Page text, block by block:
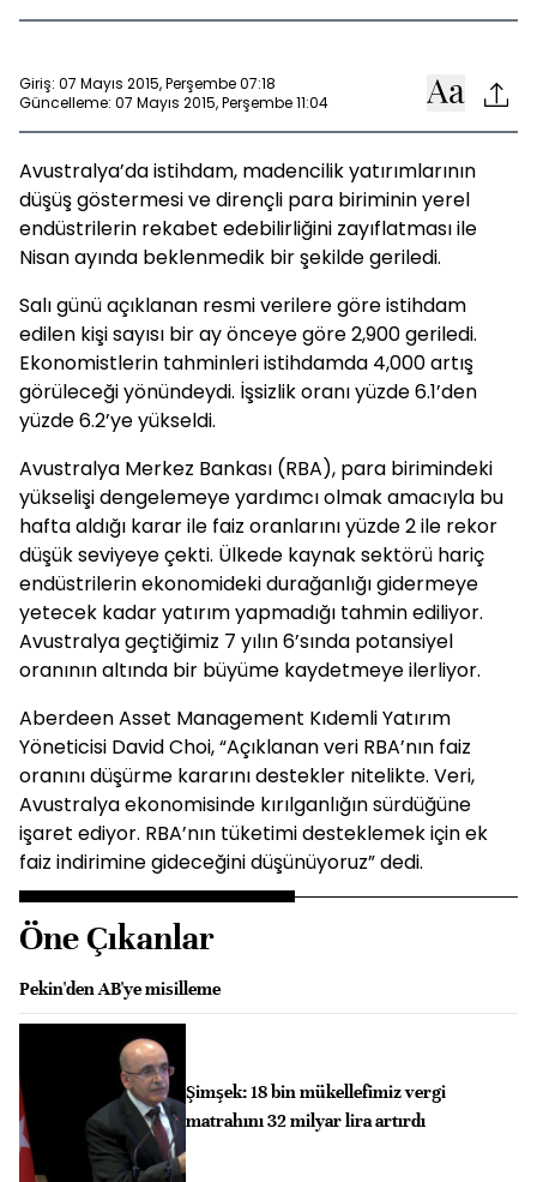
Giriş: 07 Mayıs 2015, Perşembe 07:18
Güncelleme: 07 Mayıs 2015, Perşembe 11:04
Avustralya’da istihdam, madencilik yatırımlarının
düşüş göstermesi ve dirençli para biriminin yerel
endüstrilerin rekabet edebilirliğini zayıflatması ile
Nisan ayında beklenmedik bir şekilde geriledi.
Salı günü açıklanan resmi verilere göre istihdam
edilen kişi sayısı bir ay önceye göre 2,900 geriledi.
Ekonomistlerin tahminleri istihdamda 4,000 artış
görüleceği yönündeydi. İşsizlik oranı yüzde 6.1’den
yüzde 6.2’ye yükseldi.
Avustralya Merkez Bankası (RBA), para birimindeki
yükselişi dengelemeye yardımcı olmak amacıyla bu
hafta aldığı karar ile faiz oranlarını yüzde 2 ile rekor
düşük seviyeye çekti. Ülkede kaynak sektörü hariç
endüstrilerin ekonomideki durağanlığı gidermeye
yetecek kadar yatırım yapmadığı tahmin ediliyor.
Avustralya geçtiğimiz 7 yılın 6’sında potansiyel
oranının altında bir büyüme kaydetmeye ilerliyor.
Aberdeen Asset Management Kıdemli Yatırım
Yöneticisi David Choi, “Açıklanan veri RBA’nın faiz
oranını düşürme kararını destekler nitelikte. Veri,
Avustralya ekonomisinde kırılganlığın sürdüğüne
işaret ediyor. RBA’nın tüketimi desteklemek için ek
faiz indirimine gideceğini düşünüyoruz” dedi.
Öne Çıkanlar
Pekin'den AB'ye misilleme
Şimşek: 18 bin mükellefimiz vergi
matrahını 32 milyar lira artırdı